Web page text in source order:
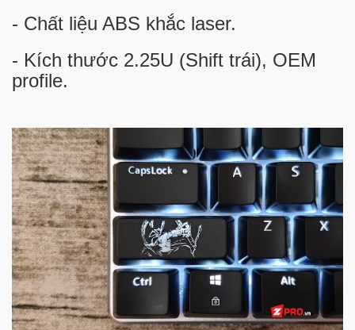
- Chất liệu ABS khắc laser.
- Kích thước 2.25U (Shift trái), OEM
profile.